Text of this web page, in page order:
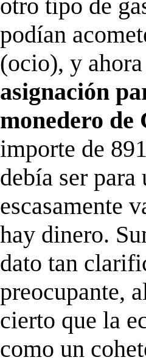
otro tipo de
podían
(ocio), y
asignación
monedero
importe de
debía ser para
escasamente
hay dinero.
dato tan
preocupante,
cierto que la
como un